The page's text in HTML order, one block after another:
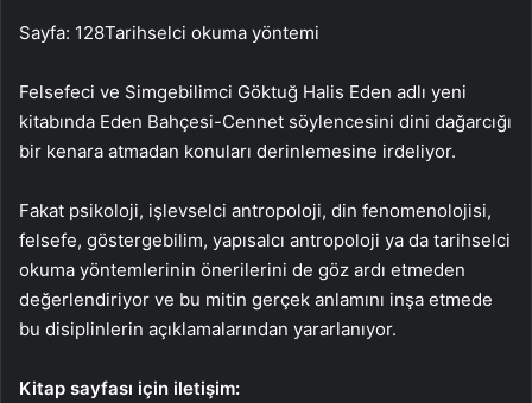
Sayfa: 128Tarihselci okuma yöntemi
Felsefeci ve Simgebilimci Göktuğ Halis Eden adlı yeni
kitabında Eden Bahçesi-Cennet söylencesini dini dağarcığı
bir kenara atmadan konuları derinlemesine irdeliyor.
Fakat psikoloji, işlevselci antropoloji, din fenomenolojisi,
felsefe, göstergebilim, yapısalcı antropoloji ya da tarihselci
okuma yöntemlerinin önerilerini de göz ardı etmeden
değerlendiriyor ve bu mitin gerçek anlamını inşa etmede
bu disiplinlerin açıklamalarından yararlanıyor.
Kitap sayfası için iletişim: